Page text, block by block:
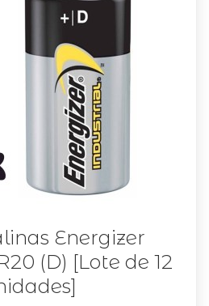
Energizer
(D) [Lote de 12